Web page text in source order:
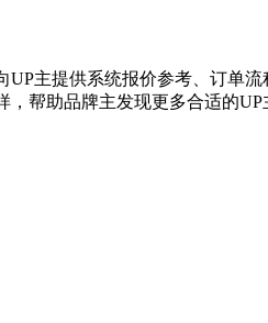
主提供系统报价参考、订单
帮助品牌主发现更多合适的